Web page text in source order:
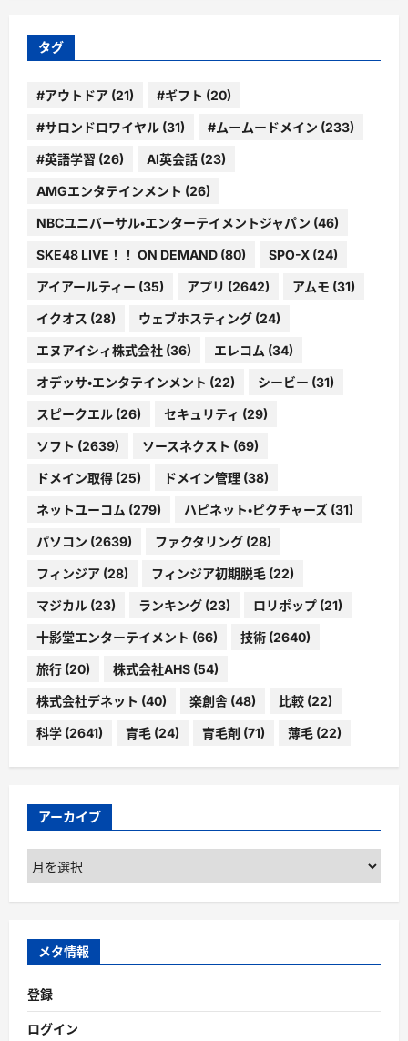
ー
タグ
#アウトドア (21) #ギフト (20)
#サロンドロワイヤル (31) #ムームードメイン (233)
#英語学習 (26) AI英会話 (23)
AMGエンタテインメント (26)
NBCユニバーサル・エンターテイメントジャパン (46)
SKE48 LIVE！！ ON DEMAND (80) SPO-X (24)
アイアールティー (35) アプリ (2642) アムモ (31)
イクオス (28) ウェブホスティング (24)
エヌアイシィ株式会社 (36) エレコム (34)
オデッサ・エンタテインメント (22) シービー (31)
スピークエル (26) セキュリティ (29)
ソフト (2639) ソースネクスト (69)
ドメイン取得 (25) ドメイン管理 (38)
ネットユーコム (279) ハピネット・ピクチャーズ (31)
パソコン (2639) ファクタリング (28)
フィンジア (28) フィンジア初期脱毛 (22)
マジカル (23) ランキング (23) ロリポップ (21)
十影堂エンターテイメント (66) 技術 (2640)
旅行 (20) 株式会社AHS (54)
株式会社デネット (40) 楽創舎 (48) 比較 (22)
科学 (2641) 育毛 (24) 育毛剤 (71) 薄毛 (22)
アーカイブ
ア
ー
カ
ブ
メタ情報
登録
ログイン